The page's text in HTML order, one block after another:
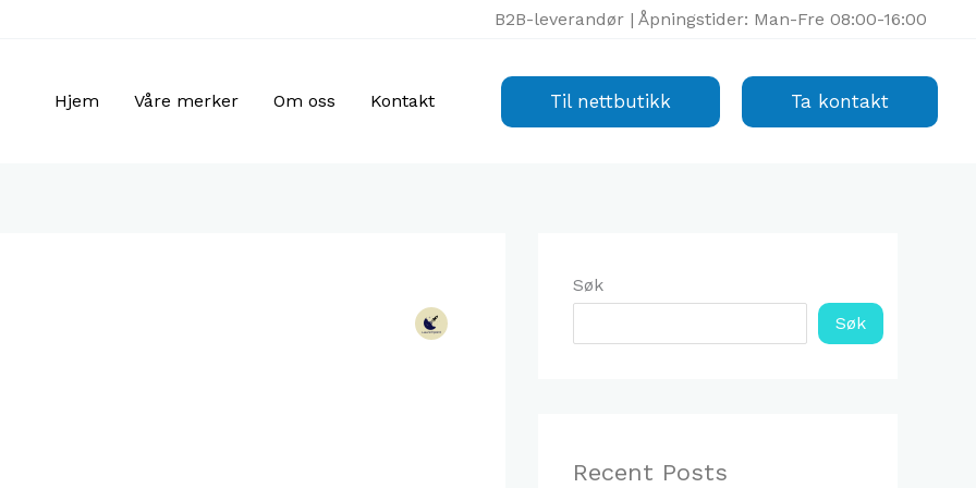
B2B-leverandør | Åpningstider: Man-Fre 08:00-16:00
Hjem Våre merker Om oss Kontakt Til nettbutikk Ta kontakt
Søk
Søk
Recent Posts